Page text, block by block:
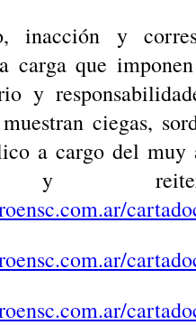
inacción y
carga que
y
muestran ciegas,
a cargo del muy
y